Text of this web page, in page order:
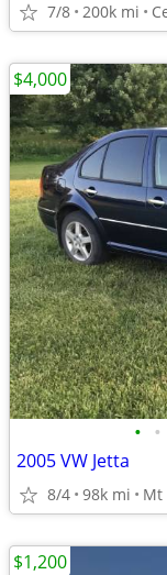
7/8 200k mi
• •
2005 VW Jetta
8/4 98k mi Mt
$4,000
$1,200